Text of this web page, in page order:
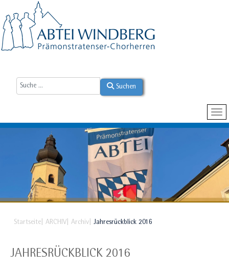
Suchen
Startseite ARCHIV Archiv Jahresrückblick 2016
JAHRESRÜCKBLICK 2016